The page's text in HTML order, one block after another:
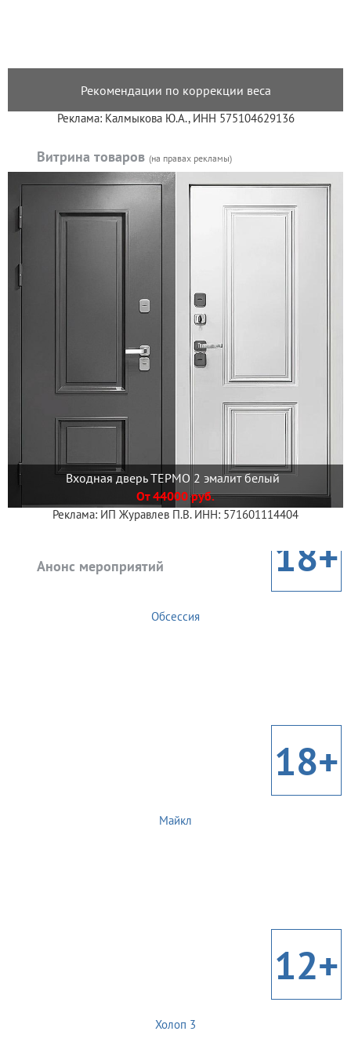
Рекомендации по коррекции веса
Реклама: Калмыкова Ю.А., ИНН 575104629136
Витрина товаров (на правах рекламы)
Входная дверь ТЕРМО 2 эмалит белый
От 44000 руб.
Реклама: ИП Журавлев П.В. ИНН: 571601114404
Анонс мероприятий 18+
Обсессия
18+
Майкл
12+
Холоп 3